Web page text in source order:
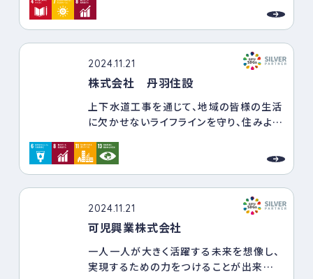
《社会面》
【目標】令和7年度 岐阜市敷島町周辺の
【目標】令和7年度 全社員 国家資格・
有給全社員１００％・週休3日制の導入。
2024.11.21
株式会社 丹羽住設
上下水道工事を通じて、地域の皆様の生活
に欠かせないライフラインを守り、住みよい
整備に努めます。
従業員・お客様・地域社会が笑顔で平穏な
2024.11.21
可児興業株式会社
一人一人が大きく活躍する未来を想像し、
実現するための力をつけることが出来る